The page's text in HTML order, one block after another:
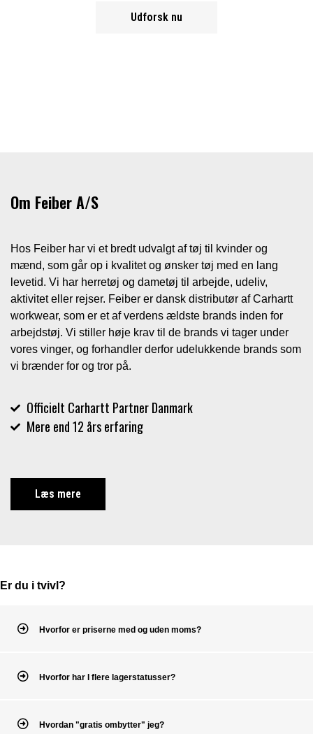
Udforsk nu
Om Feiber A/S
Hos Feiber har vi et bredt udvalgt af tøj til kvinder og
mænd, som går op i kvalitet og ønsker tøj med en lang
levetid. Vi har herretøj og dametøj til arbejde, udeliv,
aktivitet eller rejser. Feiber er dansk distributør af Carhartt
workwear, som er et af verdens ældste brands inden for
arbejdstøj. Vi stiller høje krav til de brands vi tager under
vores vinger, og forhandler derfor udelukkende brands som
vi brænder for og tror på.
Officielt Carhartt Partner Danmark
Mere end 12 års erfaring
Læs mere
Er du i tvivl?
Hvorfor er priserne med og uden moms?
Hvorfor har I flere lagerstatusser?
Hvordan "gratis ombytter" jeg?